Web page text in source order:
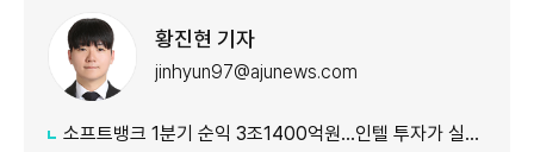
황진현 기자
jinhyun97@ajunews.com
소프트뱅크 1분기 순익 3조1400억원…인텔 투자가 실적 견인